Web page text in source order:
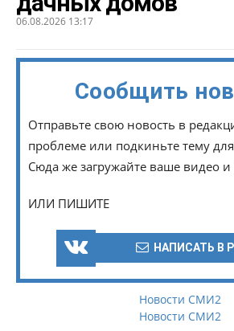
06.08.2026 13:17
Сообщить
Отправьте свою новость в
проблеме или подкиньте тему
Сюда же загружайте ваше видео и
ИЛИ ПИШИТЕ
НАПИСАТЬ В
Новости СМИ2
Новости СМИ2